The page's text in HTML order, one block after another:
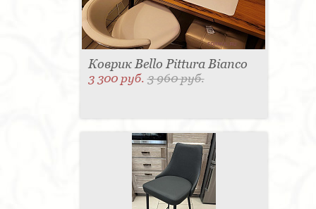
Коврик Bello Pittura Bianco
3 300 руб.3 960 руб.